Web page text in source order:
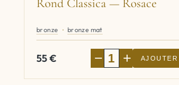
Rond Classica — Rosace
bronze bronze mat
55€ − + AJOUTER